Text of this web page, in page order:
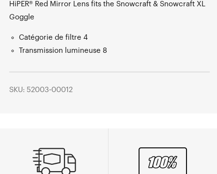
HiPER® Red Mirror Lens fits the Snowcraft & Snowcraft XL
Goggle
Catégorie de filtre 4
Transmission lumineuse 8
SKU: 52003-00012